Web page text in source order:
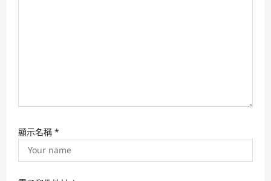
顯示名稱 *